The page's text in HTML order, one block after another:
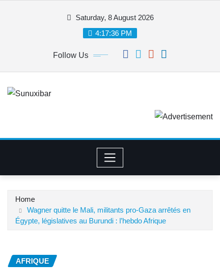
Saturday, 8 August 2026
4:17:37 PM
Follow Us
Home
Wagner quitte le Mali, militants pro-Gaza arrêtés en
Égypte, législatives au Burundi : l’hebdo Afrique
AFRIQUE